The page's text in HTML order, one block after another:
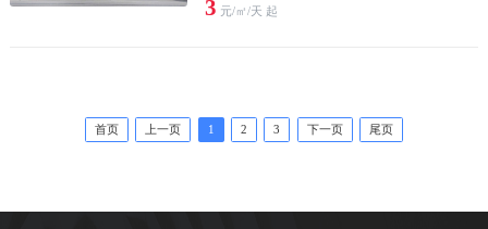
3 元/㎡/天 起
首页 上一页 1 2 3 下一页 尾页